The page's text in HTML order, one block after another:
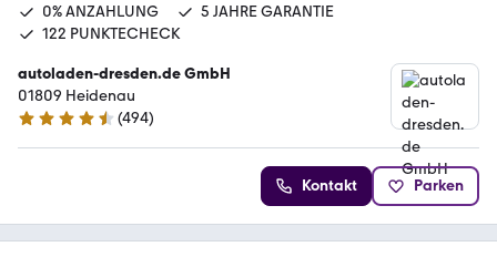
0% ANZAHLUNG
5 JAHRE GARANTIE
122 PUNKTECHECK
autoladen-dresden.de GmbH
01809 Heidenau
4.5 Sterne
(494)
Kontakt Parken